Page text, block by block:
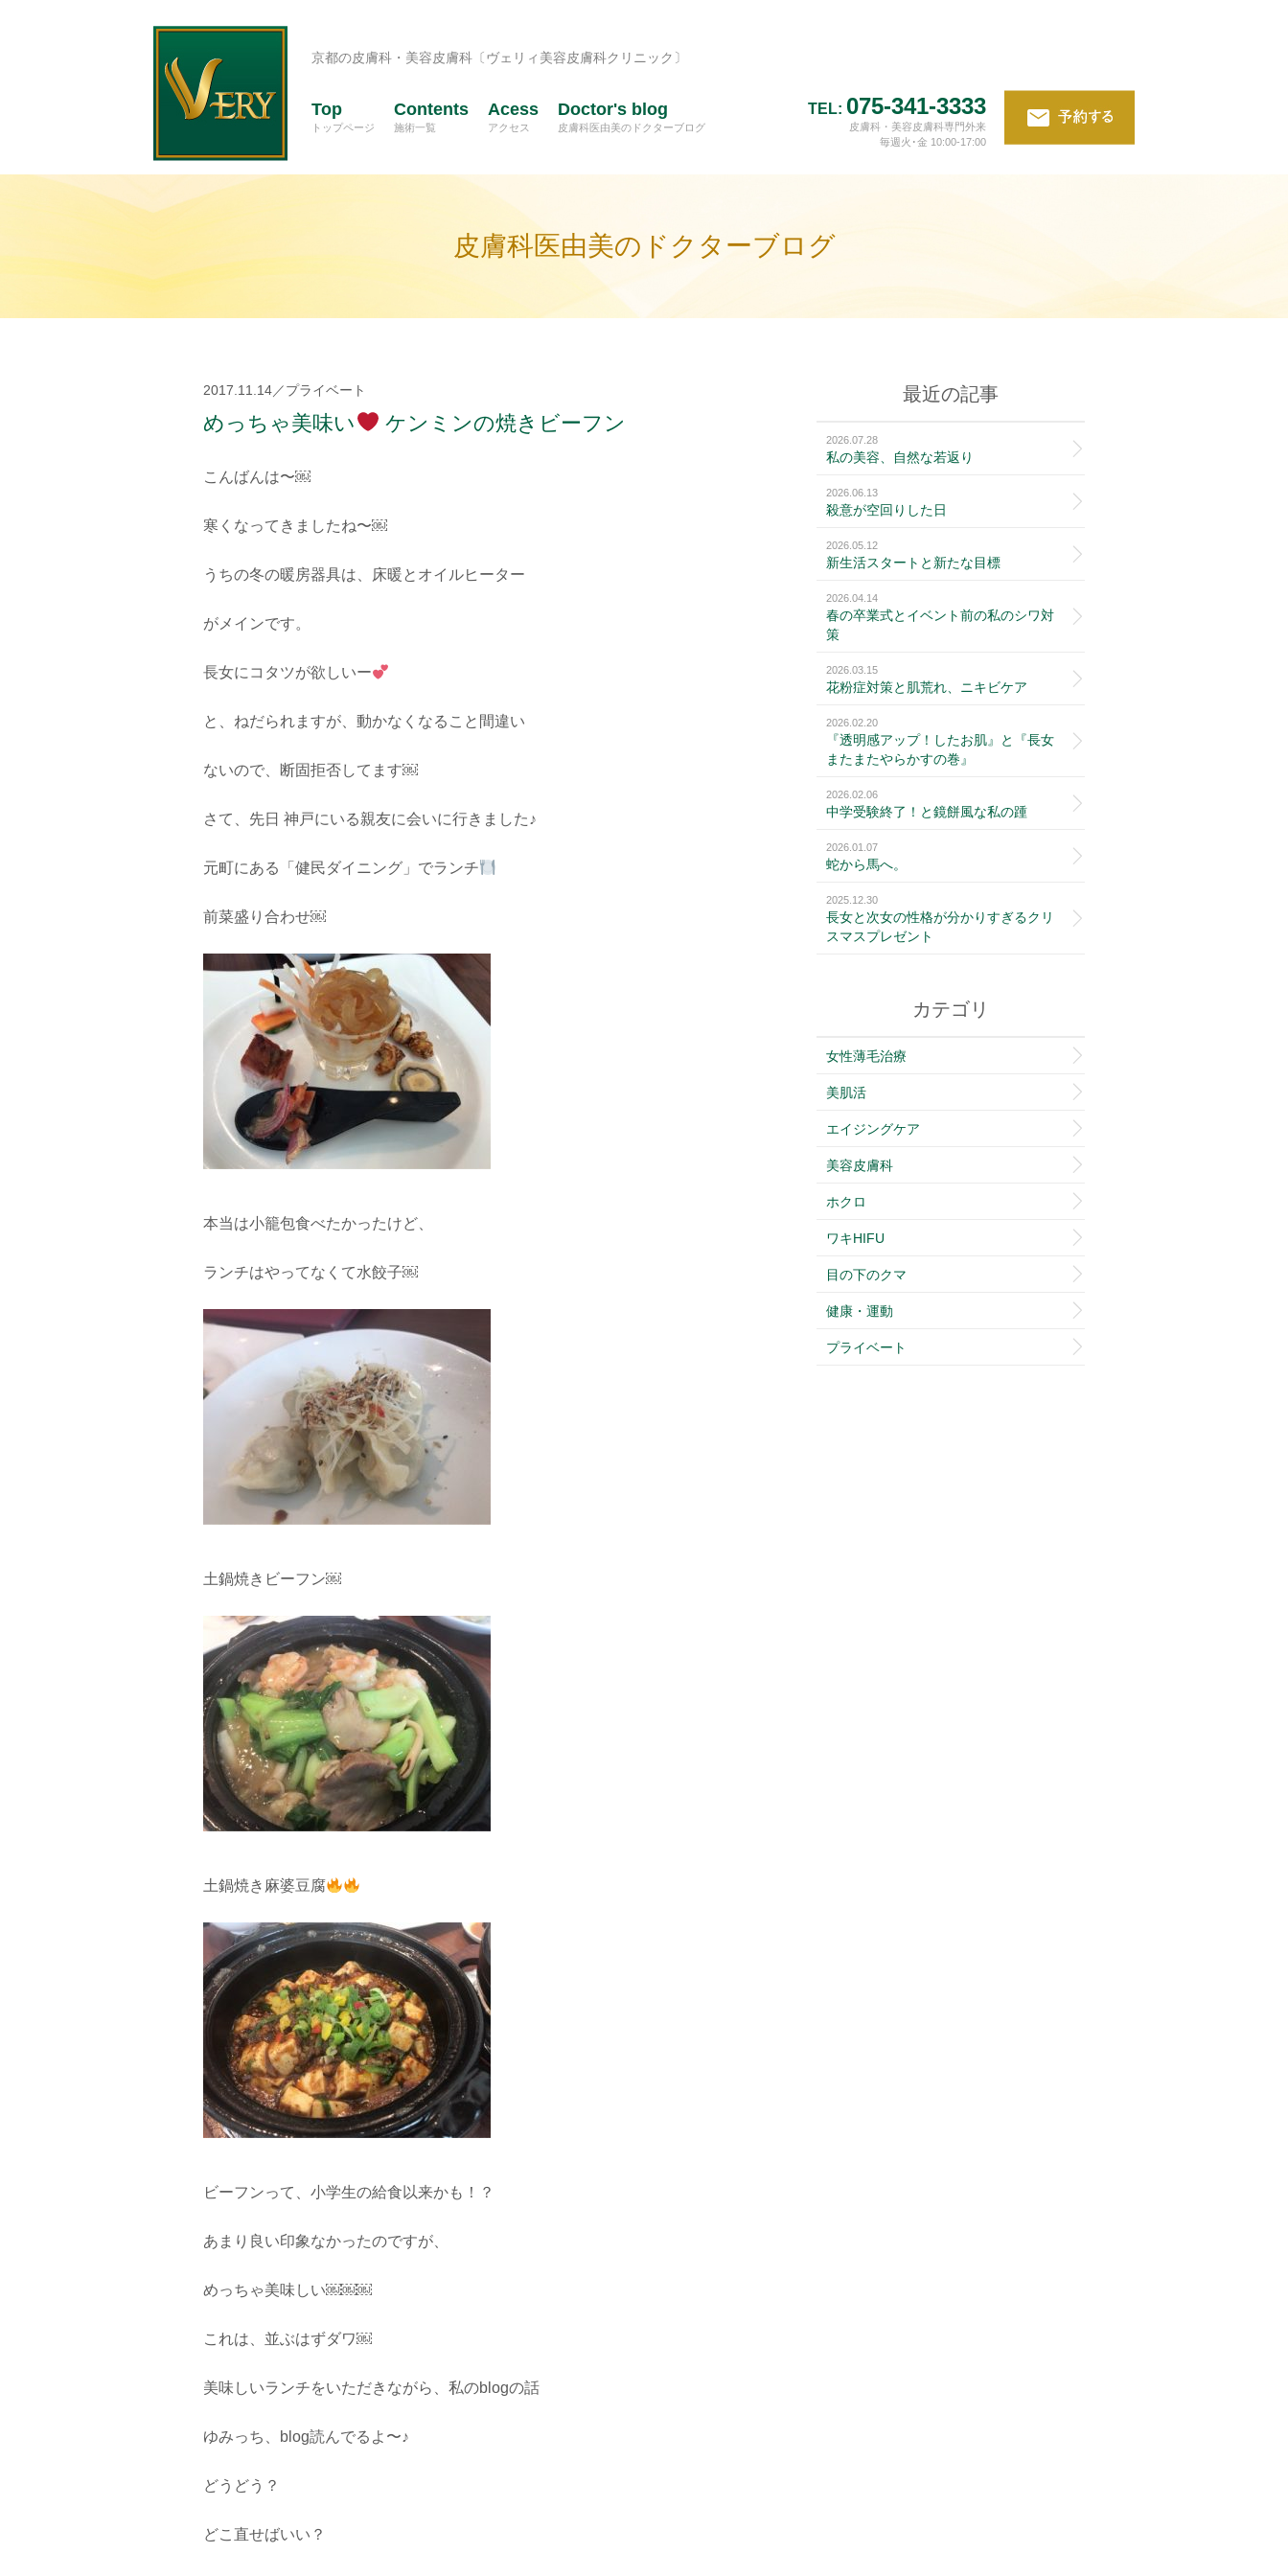
京都の皮膚科・美容皮膚科〔ヴェリィ美容皮膚科クリニック〕
Top
トップページ
Contents
施術一覧
Acess
アクセス
Doctor's blog
皮膚科医由美のドクターブログ
TEL: 075-341-3333
皮膚科・美容皮膚科専門外来
毎週火･金 10:00-17:00
皮膚科医由美のドクターブログ
2017.11.14／プライベート
めっちゃ美味い ケンミンの焼きビーフン
こんばんは〜￼
寒くなってきましたね〜￼
うちの冬の暖房器具は、床暖とオイルヒーター
がメインです。
長女にコタツが欲しいー
と、ねだられますが、動かなくなること間違い
ないので、断固拒否してます￼
さて、先日 神戸にいる親友に会いに行きました♪
元町にある「健民ダイニング」でランチ
前菜盛り合わせ￼
本当は小籠包食べたかったけど、
ランチはやってなくて水餃子￼
土鍋焼きビーフン￼
土鍋焼き麻婆豆腐
ビーフンって、小学生の給食以来かも！？
あまり良い印象なかったのですが、
めっちゃ美味しい￼￼￼
これは、並ぶはずダワ￼
美味しいランチをいただきながら、私のblogの話
ゆみっち、blog読んでるよ〜♪
どうどう？
どこ直せばいい？
最近の記事
2026.07.28
私の美容、自然な若返り
2026.06.13
殺意が空回りした日
2026.05.12
新生活スタートと新たな目標
2026.04.14
春の卒業式とイベント前の私のシワ対
策
2026.03.15
花粉症対策と肌荒れ、ニキビケア
2026.02.20
『透明感アップ！したお肌』と『長女
またまたやらかすの巻』
2026.02.06
中学受験終了！と鏡餅風な私の踵
2026.01.07
蛇から馬へ。
2025.12.30
長女と次女の性格が分かりすぎるクリ
スマスプレゼント
カテゴリ
女性薄毛治療
美肌活
エイジングケア
美容皮膚科
ホクロ
ワキHIFU
目の下のクマ
健康・運動
プライベート